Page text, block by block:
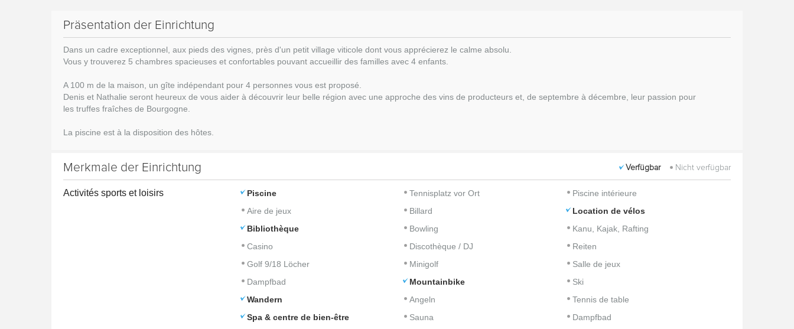
Präsentation der Einrichtung
Dans un cadre exceptionnel, aux pieds des vignes, près d'un petit village viticole dont vous apprécierez le calme absolu.
Vous y trouverez 5 chambres spacieuses et confortables pouvant accueillir des familles avec 4 enfants.
A 100 m de la maison, un gîte indépendant pour 4 personnes vous est proposé.
Denis et Nathalie seront heureux de vous aider à découvrir leur belle région avec une approche des vins de producteurs et, de septembre à décembre, leur passion pour
les truffes fraîches de Bourgogne
La piscine est à la disposition des hôtes.
Merkmale der Einrichtung Verfügbar Nicht verfügbar
Activités sports et loisirs Piscine Tennisplatz vor Ort
Piscine intérieure
Aire de jeux
Billard
Location de vélos
Bibliothèque
Bowling
Kanu, Kajak, Rafting
Casino
Discothèque / DJ
Reiten
Golf 9/18 Löcher
Minigolf
Salle de jeux
Dampfbad
Mountainbike
Ski
Wandern
Angeln
Tennis de table
Spa & centre de bien-être
Sauna
Dampfbad